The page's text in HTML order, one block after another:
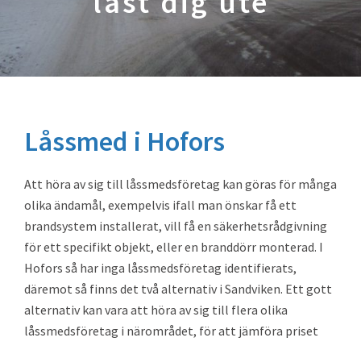
Låssmed i Hofors
Att höra av sig till låssmedsföretag kan göras för många
olika ändamål, exempelvis ifall man önskar få ett
brandsystem installerat, vill få en säkerhetsrådgivning
för ett specifikt objekt, eller en branddörr monterad. I
Hofors så har inga låssmedsföretag identifierats,
däremot så finns det två alternativ i Sandviken. Ett gott
alternativ kan vara att höra av sig till flera olika
låssmedsföretag i närområdet, för att jämföra priset